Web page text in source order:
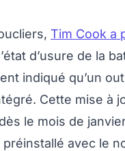
Tim Cook a
d’usure de la
indiqué qu’un
Cette mise à
dès le mois de
préinstallé avec le